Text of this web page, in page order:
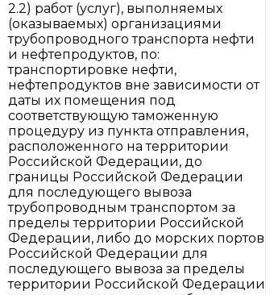
2.2) работ (услуг), выполняемых
(оказываемых) организациями
трубопроводного транспорта нефти
и нефтепродуктов, по:
транспортировке нефти,
нефтепродуктов вне зависимости от
даты их помещения под
соответствующую таможенную
процедуру из пункта отправления,
расположенного на территории
Российской Федерации, до
границы Российской Федерации
для последующего вывоза
трубопроводным транспортом за
пределы территории Российской
Федерации, либо до морских портов
Российской Федерации для
последующего вывоза за пределы
территории Российской Федерации